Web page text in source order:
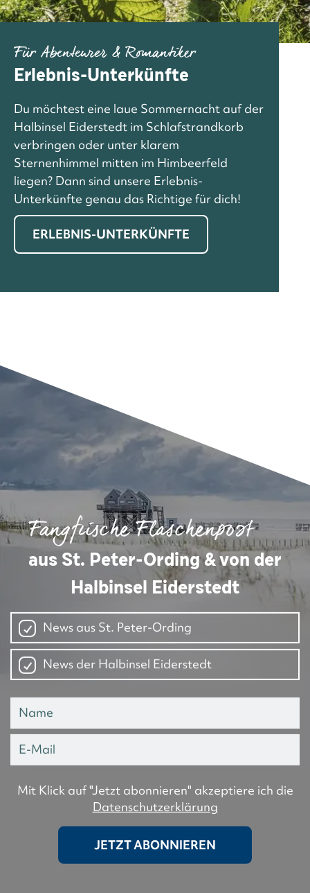
Für Abenteurer & Romantiker
Erlebnis-Unterkünfte
Du möchtest eine laue Sommernacht auf der
Halbinsel Eiderstedt im Schlafstrandkorb
verbringen oder unter klarem
Sternenhimmel mitten im Himbeerfeld
liegen? Dann sind unsere Erlebnis-
Unterkünfte genau das Richtige für dich!
ERLEBNIS-UNTERKÜNFTE
Fangfrische Flaschenpost
aus St. Peter-Ording & von der
Halbinsel Eiderstedt
News aus St. Peter-Ording
News der Halbinsel Eiderstedt
Mit Klick auf "Jetzt abonnieren" akzeptiere ich die
Datenschutzerklärung